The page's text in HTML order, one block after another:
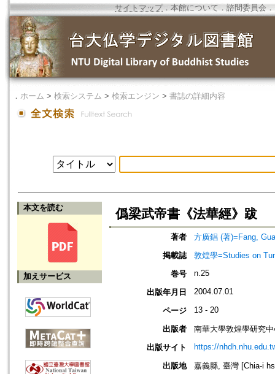
サイトマップ．本館について ． 諮問委員会 ．
． ホーム > 検索システム > 検索エンジン > 書誌の詳細内容
本文を読む
加えサービス
僞梁武帝書《法華經》跋
著者
方廣錩 (著)=Fang,
掲載誌
敦煌學=Studies on
巻号
n.25
出版年月日 2004.07.01
ページ 13 - 20
出版者
南華大學敦煌學研究
出版サイト
https://
出版地
嘉義縣, 臺灣 [Chia-i